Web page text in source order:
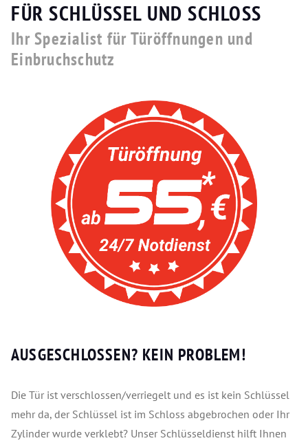
FÜR SCHLÜSSEL UND SCHLOSS
Ihr Spezialist für Türöffnungen und
Einbruchschutz
AUSGESCHLOSSEN? KEIN PROBLEM!
Die Tür ist verschlossen/verriegelt und es ist kein Schlüssel
mehr da, der Schlüssel ist im Schloss abgebrochen oder Ihr
Zylinder wurde verklebt? Unser Schlüsseldienst hilft Ihnen